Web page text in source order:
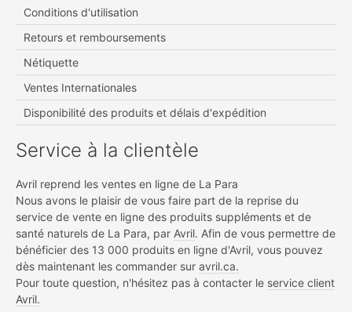
Conditions d'utilisation
Retours et remboursements
Nétiquette
Ventes Internationales
Disponibilité des produits et délais d'expédition
Service à la clientèle
Avril reprend les ventes en ligne de La Para
Nous avons le plaisir de vous faire part de la reprise du
service de vente en ligne des produits suppléments et de
santé naturels de La Para, par Avril. Afin de vous permettre de
bénéficier des 13 000 produits en ligne d'Avril, vous pouvez
dès maintenant les commander sur avril.ca.
Pour toute question, n'hésitez pas à contacter le service client
Avril.